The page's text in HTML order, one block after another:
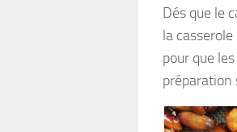
Dés que le
la
pour que
préparation